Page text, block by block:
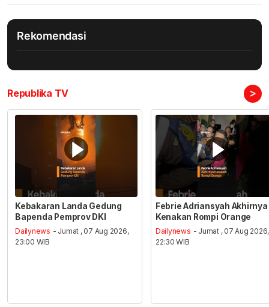
Rekomendasi
Republika TV >
Kebakaran Landa Gedung
Bapenda Pemprov DKI
Dailynews - Jumat , 07 Aug 2026,
23:00 WIB
Febrie Adriansyah Akhirnya
Kenakan Rompi Orange
Dailynews - Jumat , 07 Aug 2026,
22:30 WIB